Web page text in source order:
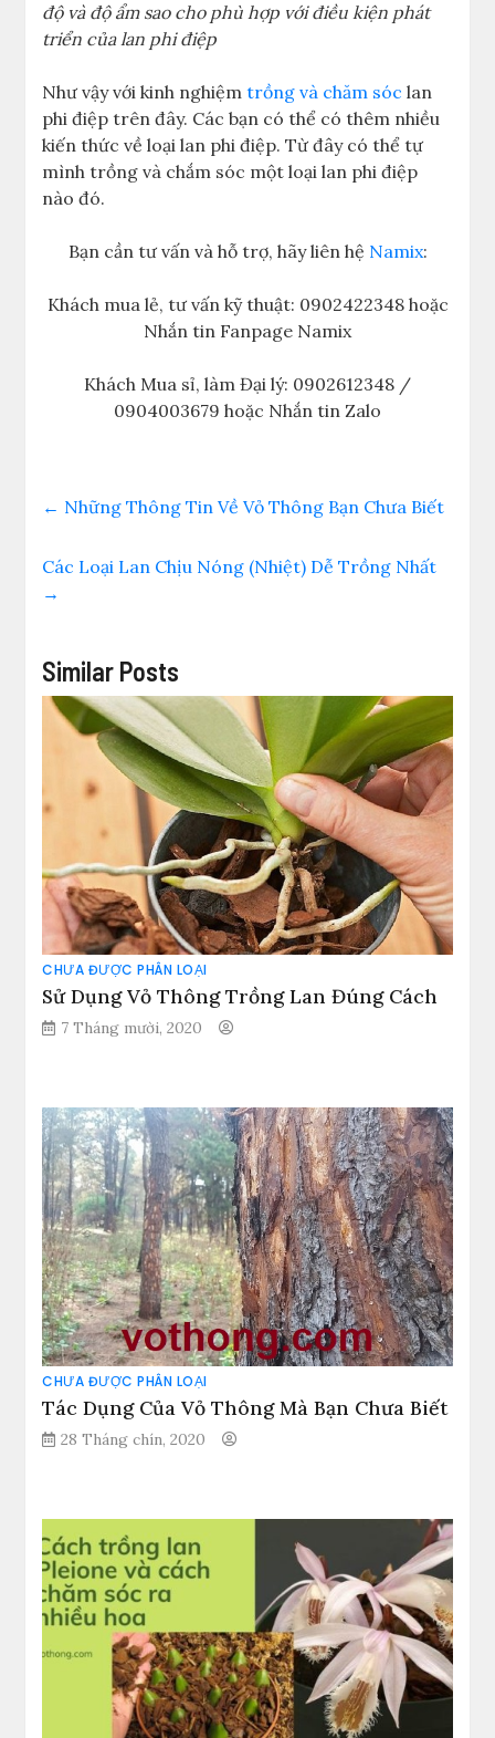
độ và độ ẩm sao cho phù hợp với điều kiện phát
triển của lan phi điệp
Như vậy với kinh nghiệmtrồng và chăm sóc lan
phi điệp trên đây. Các bạn có thể có thêm nhiều
kiến thức về loại lan phi điệp. Từ đây có thể tự
mình trồng và chắm sóc một loại lan phi điệp
nào đó.
Bạn cần tư vấn và hỗ trợ, hãy liên hệ Namix:
Khách mua lẻ, tư vấn kỹ thuật: 0902422348 hoặc
Nhắn tin Fanpage Namix
Khách Mua sỉ, làm Đại lý: 0902612348 /
0904003679 hoặc Nhắn tin Zalo
← Những Thông Tin Về Vỏ Thông Bạn Chưa Biết
Các Loại Lan Chịu Nóng (Nhiệt) Dễ Trồng Nhất
→
Similar Posts
CHƯA ĐƯỢC PHÂN LOẠI
Sử Dụng Vỏ Thông Trồng Lan Đúng Cách
7 Tháng mười, 2020
CHƯA ĐƯỢC PHÂN LOẠI
Tác Dụng Của Vỏ Thông Mà Bạn Chưa Biết
28 Tháng chín, 2020